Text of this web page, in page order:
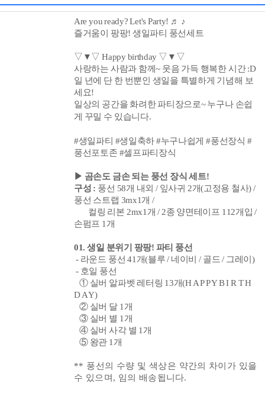
Are you ready?Let's Party! ♬ ♪
즐거움이 팡팡! 생일파티 풍선세트
▽▼▽ Happy birthday ▽▼▽
사랑하는 사람과 함께~ 웃음 가득 행복한 시간 :D
일 년에 단 한 번뿐인 생일을 특별하게 기념해 보
세요!
일상의 공간을 화려한 파티장으로~ 누구나 손쉽
게 꾸밀 수 있습니다.
#생일파티 #생일축하 #누구나쉽게 #풍선장식 #
풍선포토존 #셀프파티장식
▶ 곰손도 금손 되는 풍선 장식 세트!
구성 : 풍선 58개 내외 / 잎사귀 2개(고정용 철사) /
풍선 스트랩 3mx1개 /
컬링 리본 2mx1개 / 2종 양면테이프 112개입 /
손펌프 1개
01. 생일 분위기 팡팡! 파티 풍선
- 라운드 풍선 41개(블루 / 네이비 / 골드 / 그레이)
- 호일 풍선
① 실버 알파벳 레터링 13개(H A P P Y B I R T H
D A Y)
② 실버 달 1개
③ 실버 별 1개
④ 실버 사각 별 1개
⑤ 왕관 1개
** 풍선의 수량 및 색상은 약간의 차이가 있을
수 있으며, 임의 배송됩니다.